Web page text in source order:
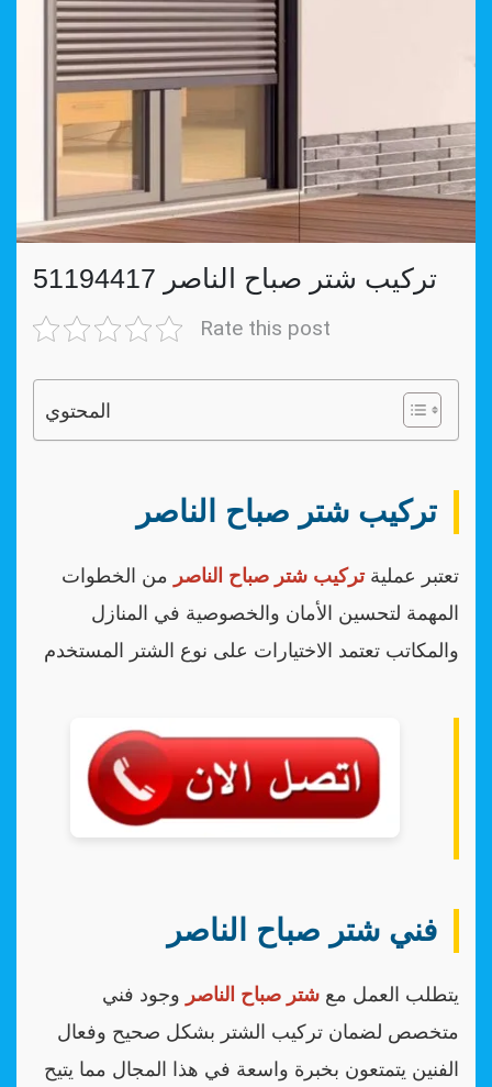
تركيب شتر صباح الناصر 51194417
Rate this post
المحتوي
تركيب شتر صباح الناصر
تعتبر عمليةتركيب شتر صباح الناصر من الخطوات
المهمة لتحسين الأمان والخصوصية في المنازل
والمكاتب تعتمد الاختيارات على نوع الشتر المستخدم
فني شتر صباح الناصر
يتطلب العمل مع شتر صباح الناصر وجود فني
متخصص لضمان تركيب الشتر بشكل صحيح وفعال
الفنين يتمتعون بخبرة واسعة في هذا المجال مما يتيح